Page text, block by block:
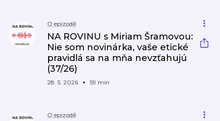
O epizodě
NA ROVINU s Miriam Šramovou:
Nie som novinárka, vaše etické
pravidlá sa na mňa nevzťahujú
(37/26)
28. 5. 2026 59 min
O epizodě